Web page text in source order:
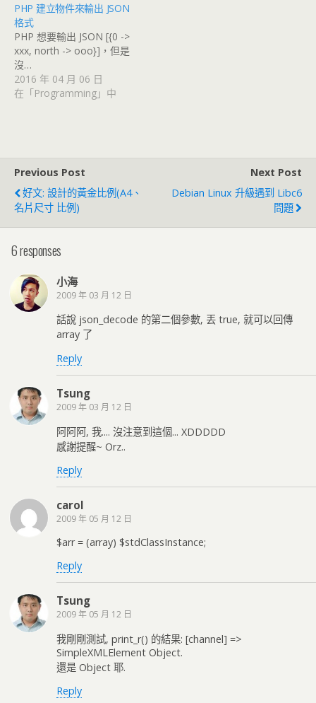
PHP 建立物件來輸出 JSON
格式
PHP 想要輸出 JSON [{0 ->
xxx, north -> ooo}]，但是
沒…
2016 年 04 月 06 日
在「Programming」中
Previous Post
好文: 設計的黃金比例(A4、
名片尺寸 比例)
Next Post
Debian Linux 升級遇到 Libc6
問題
6 responses
小海
2009 年 03 月 12 日
話說 json_decode 的第二個參數, 丟 true, 就可以回傳
array 了
Reply
Tsung
2009 年 03 月 12 日
阿阿阿, 我.... 沒注意到這個... XDDDDD
感謝提醒~ Orz..
Reply
carol
2009 年 05 月 12 日
$arr = (array) $stdClassInstance;
Reply
Tsung
2009 年 05 月 12 日
我剛剛測試, print_r() 的結果: [channel] =>
SimpleXMLElement Object.
還是 Object 耶.
Reply